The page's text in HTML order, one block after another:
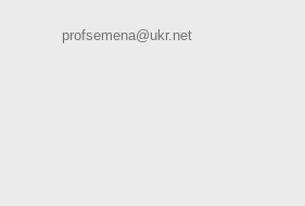
profsemena@ukr.net